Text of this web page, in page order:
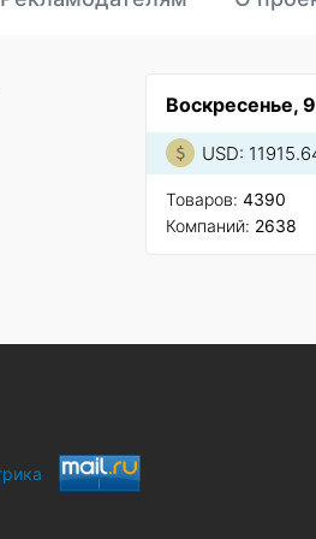
Воскресенье,
USD:
Товаров: 4390
Компаний: 2638